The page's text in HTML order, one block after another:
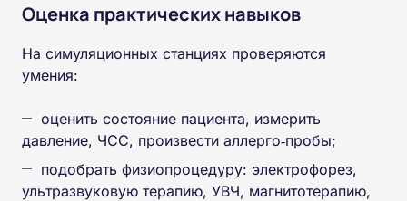
Оценка практических навыков
На симуляционных станциях проверяются
умения:
оценить состояние пациента, измерить
давление, ЧСС, произвести аллерго‑пробы;
подобрать физиопроцедуру: электрофорез,
ультразвуковую терапию, УВЧ, магнитотерапию,